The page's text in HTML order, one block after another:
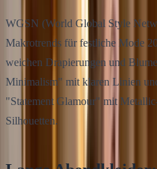
WGSN (World Global Style
Makrotrends für festliche Mode
weichen Drapierungen und
Minimalism" mit klaren Linien
"Statement Glamour" mit
Silhouetten.